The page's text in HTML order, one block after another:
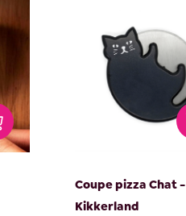
Coupe pizza Chat -
Kikkerland